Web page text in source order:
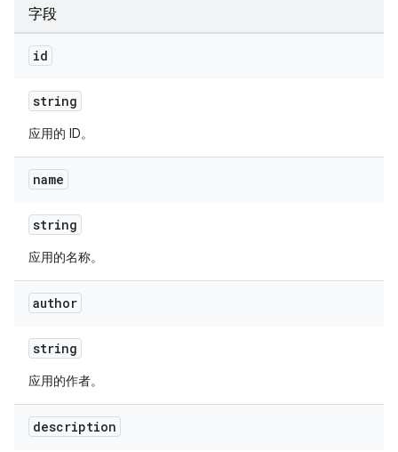
字段
id
string
应用的 ID。
name
string
应用的名称。
author
string
应用的作者。
description